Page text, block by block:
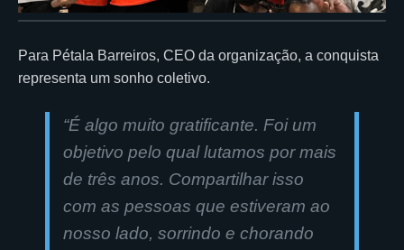
Para Pétala Barreiros, CEO da organização, a conquista
representa um sonho coletivo.
“É algo muito gratificante. Foi um
objetivo pelo qual lutamos por mais
de três anos. Compartilhar isso
com as pessoas que estiveram ao
nosso lado, sorrindo e chorando